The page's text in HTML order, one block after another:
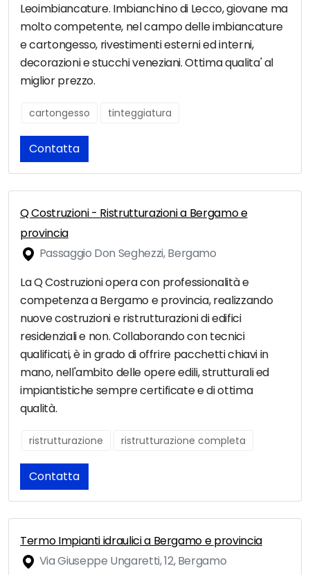
Leoimbiancature. Imbianchino di Lecco, giovane ma
molto competente, nel campo delle imbiancature
e cartongesso, rivestimenti esterni ed interni,
decorazioni e stucchi veneziani. Ottima qualita' al
miglior prezzo.
cartongesso tinteggiatura
Contatta
Q Costruzioni - Ristrutturazioni a Bergamo e
provincia
Passaggio Don Seghezzi, Bergamo
La Q Costruzioni opera con professionalità e
competenza a Bergamo e provincia, realizzando
nuove costruzioni e ristrutturazioni di edifici
residenziali e non. Collaborando con tecnici
qualificati, è in grado di offrire pacchetti chiavi in
mano, nell'ambito delle opere edili, strutturali ed
impiantistiche sempre certificate e di ottima
qualità.
ristrutturazione ristrutturazione completa
Contatta
Termo Impianti idraulici a Bergamo e provincia
Via Giuseppe Ungaretti, 12, Bergamo